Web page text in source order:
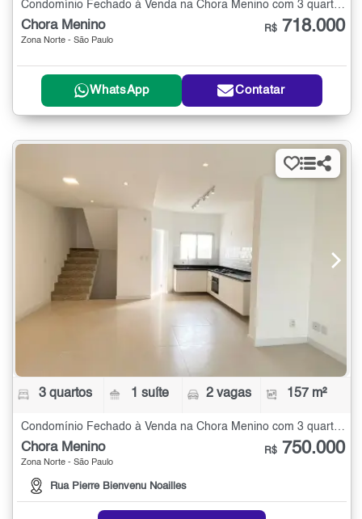
Chora Menino
Zona Norte - São Paulo
R$ 718.000
WhatsApp Contatar
3 quartos 1 suíte 2 vagas 157 m²
Condomínio Fechado à Venda na Chora Menino com 3 quartos - 157 m²
Chora Menino
Zona Norte - São Paulo
Rua Pierre Bienvenu Noailles
R$ 750.000